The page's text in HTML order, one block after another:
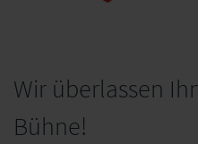
Cyco Cyber
Wir überlassen
Bühne!